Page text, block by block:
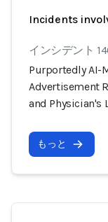
Incidents
インシデント
Purportedly AI-
Advertisement
and Physician's
もっと